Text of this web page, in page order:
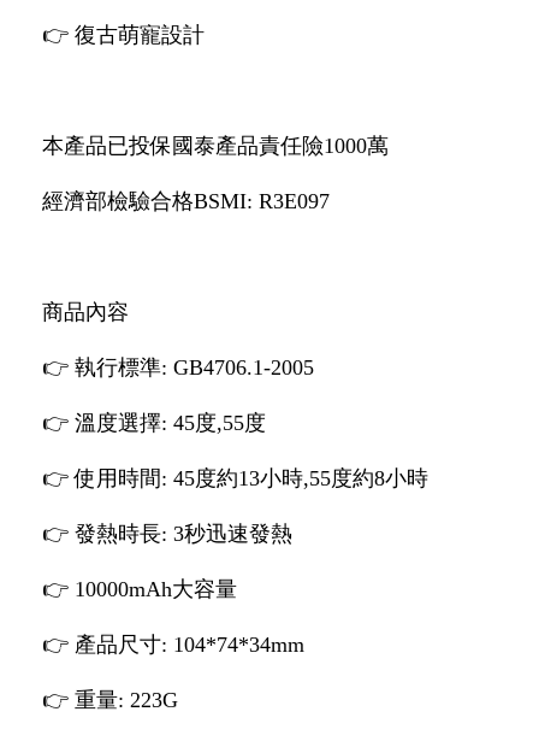
👉 復古萌寵設計
本產品已投保國泰產品責任險1000萬
經濟部檢驗合格BSMI: R3E097
商品內容
👉 執行標準: GB4706.1-2005
👉 溫度選擇: 45度,55度
👉 使用時間: 45度約13小時,55度約8小時
👉 發熱時長: 3秒迅速發熱
👉 10000mAh大容量
👉 產品尺寸: 104*74*34mm
👉 重量: 223G